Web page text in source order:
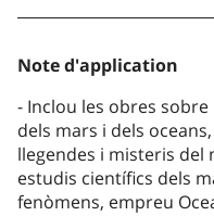
Note d'application
Inclou les obres
dels mars i dels
llegendes i misteris del
estudis científics dels
fenòmens, empreu